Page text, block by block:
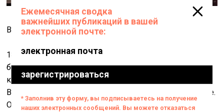
Викторас и Дангуоле Буткусы
18 октября музей открылся экспозицией из 346 работ
более 70 литовских художников, её подготовила
куратор коллекции – искусствовед и профессор
Вильнюсской Академии художеств Раминта Юренайте.
Она рассказала нам, что очень довольна тем, как